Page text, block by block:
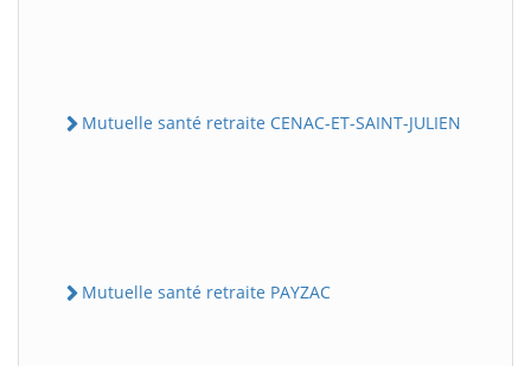
Mutuelle santé retraite CENAC-ET-SAINT-JULIEN
Mutuelle santé retraite PAYZAC